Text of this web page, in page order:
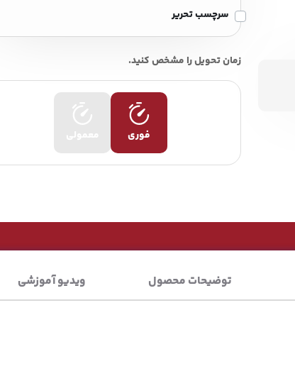
سرچسب تحریر
زمان تحویل را مشخص کنید.
فوری
توضیحات محصول ویدیو آموزشی